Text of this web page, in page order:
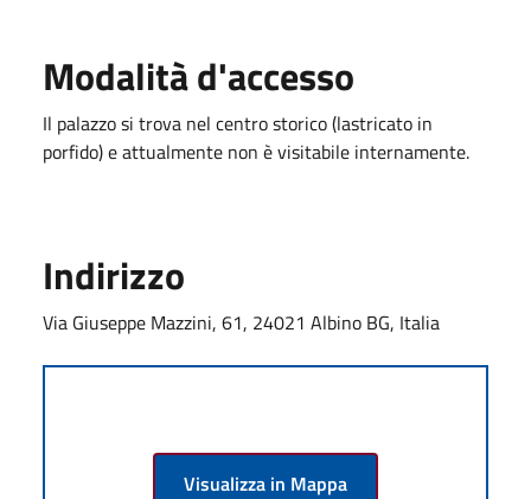
Modalità d'accesso
Il palazzo si trova nel centro storico (lastricato in
porfido) e attualmente non è visitabile internamente.
Indirizzo
Via Giuseppe Mazzini, 61, 24021 Albino BG, Italia
Visualizza in Mappa